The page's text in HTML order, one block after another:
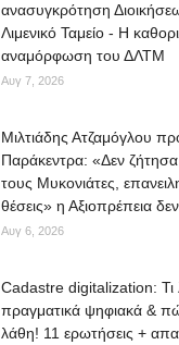
ανασυγκρότηση
Λιμενικό Ταμείο - Η
αναμόρφωση του ΔΛΤΜ
Αυγ 7, 2026
Μιλτιάδης Ατζαμόγλου
Παράκεντρα: «Δεν
τους Μυκονιάτες,
θέσεις» η Αξιοπρέπεια δεν
Αυγ 6, 2026
Cadastre digitalization: Τι
πραγματικά ψηφιακά &
λάθη! 11 ερωτήσεις +